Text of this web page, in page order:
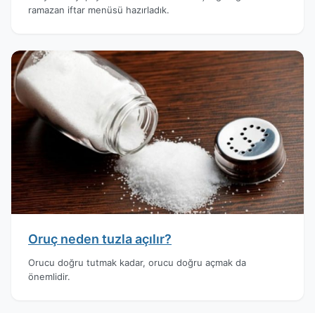
ramazan iftar menüsü hazırladık.
Oruç neden tuzla açılır?
Orucu doğru tutmak kadar, orucu doğru açmak da
önemlidir.